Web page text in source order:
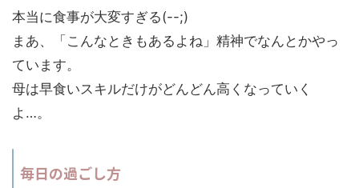
本当に食事が大変すぎる(--;)
まあ、「こんなときもあるよね」精神でなんとかやっ
ています。
母は早食いスキルだけがどんどん高くなっていく
よ…。
毎日の過ごし方